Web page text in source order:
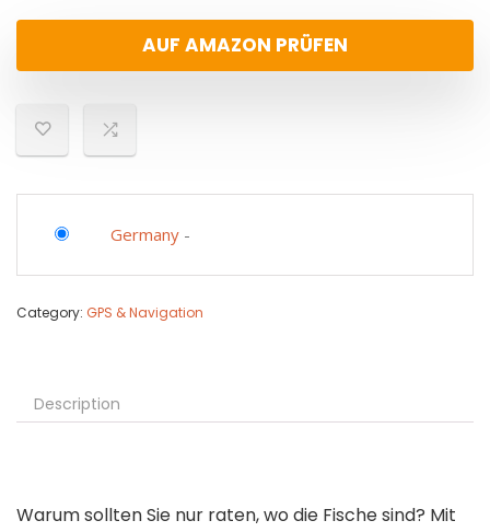
AUF AMAZON PRÜFEN
Germany -
Category: GPS & Navigation
Description
Warum sollten Sie nur raten, wo die Fische sind? Mit